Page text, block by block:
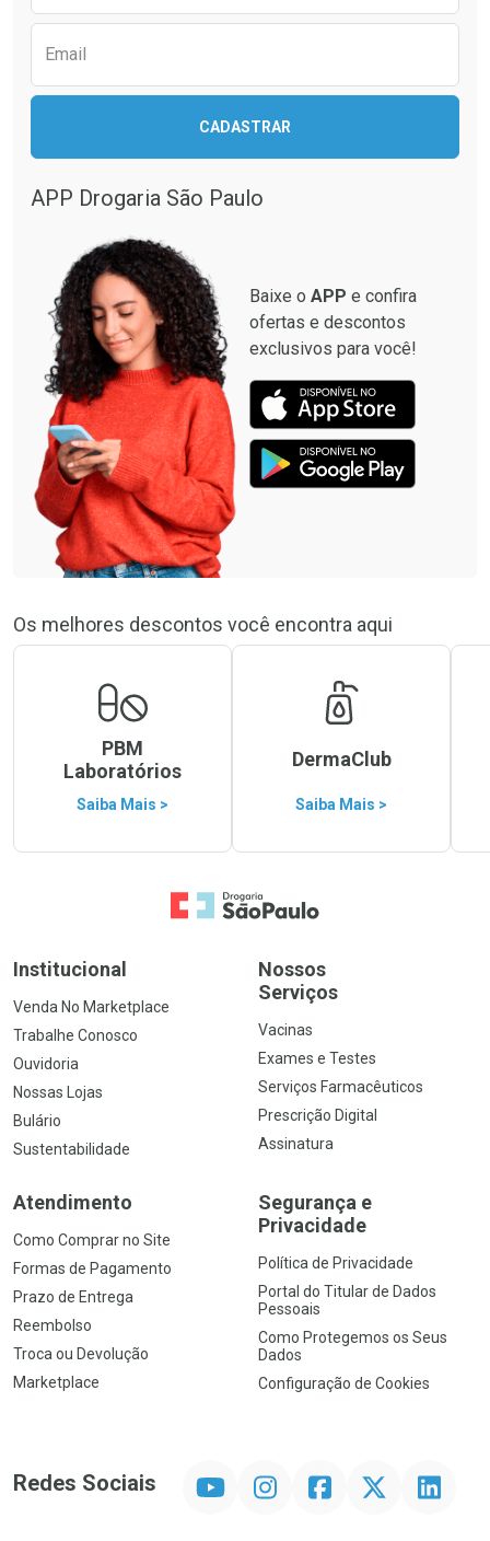
Comprar sem Desconto
Por R$ 31,99/cada
Comprar sem Desconto
Por R$ 31,99/cada
Comprar sem Desconto
Comprar sem Desconto
Email
CADASTRAR
APP Drogaria São Paulo
Baixe o APP e confira
ofertas e descontos
exclusivos para você!
Os melhores descontos você encontra aqui
PBM
Laboratórios
Saiba Mais >
DermaClub
Saiba Mais >
Ir para a Home
Institucional
Venda No Marketplace
Trabalhe Conosco
Ouvidoria
Nossas Lojas
Bulário
Sustentabilidade
Nossos
Serviços
Vacinas
Exames e Testes
Serviços Farmacêuticos
Prescrição Digital
Assinatura
Atendimento
Como Comprar no Site
Formas de Pagamento
Prazo de Entrega
Reembolso
Troca ou Devolução
Marketplace
Segurança e
Privacidade
Política de Privacidade
Portal do Titular de Dados
Pessoais
Como Protegemos os Seus
Dados
Configuração de Cookies
Redes Sociais InstagramFacebookTwitter Linkedin